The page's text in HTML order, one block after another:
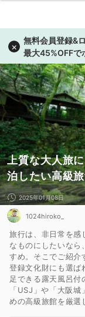
上質な大人旅
泊したい高級
2025年01月08日
1024hiroko_
旅行は、非日常を感
なものにしたいなら
すめ。そこでご紹介
登録文化財にも選ば
足できる露天風呂付
「USJ」や「大阪
めの高級旅館を厳選